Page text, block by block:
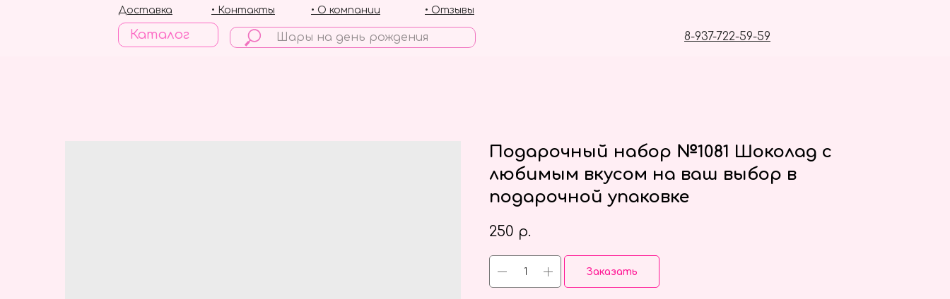
Каталог 8-937-722-59-59
• Отзывы
• О компании
• Контакты
Доставка
Подарочный набор №1081 Шоколад с
любимым вкусом на ваш выбор в
подарочной упаковке
250 р.
Заказать